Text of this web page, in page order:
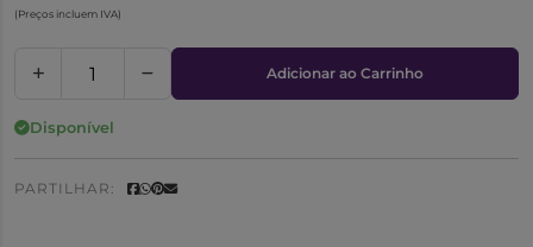
(Preços incluem IVA)
Adicionar ao Carrinho
Disponível
PARTILHAR: